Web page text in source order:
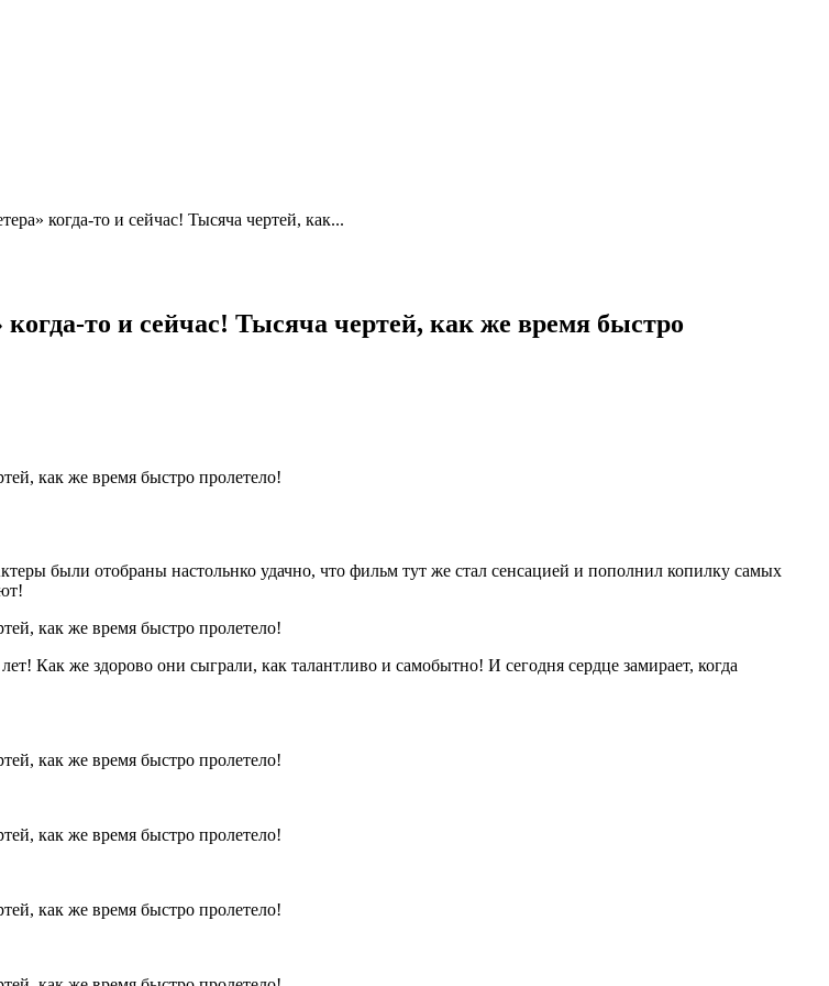
когда-то и сейчас! Тысяча чертей, как...
то и сейчас! Тысяча чертей, как же время быстро
были отобраны настольнко удачно, что фильм тут же стал сенсацией и пополнил копилку самых
Как же здорово они сыграли, как талантливо и самобытно! И сегодня сердце замирает, когда